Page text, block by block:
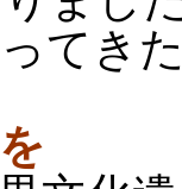
てき